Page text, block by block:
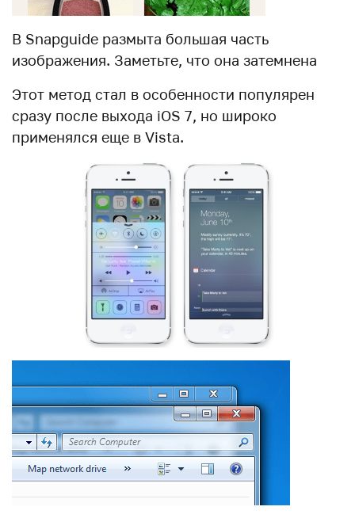
В Snapguide размыта большая часть
изображения. Заметьте, что она затемнена
Этот метод стал в особенности популярен
сразу после выхода iOS 7, но широко
применялся еще в Vista.